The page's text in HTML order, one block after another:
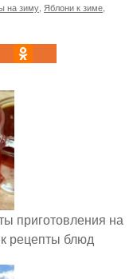
на зиму Яблони к зиме
приготовления на
рецепты блюд